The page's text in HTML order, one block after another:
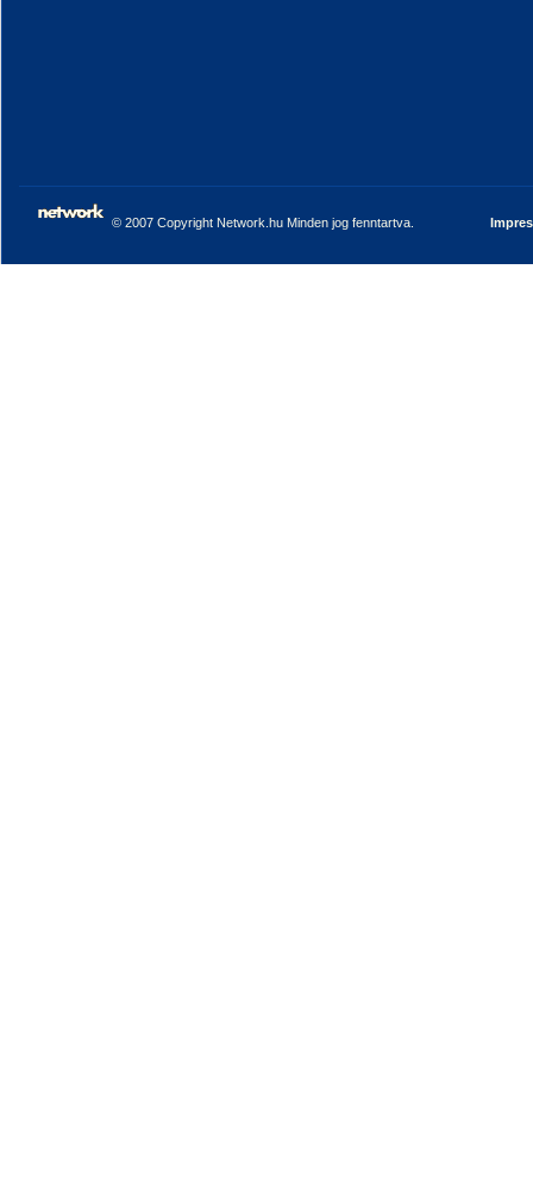
© 2007 Copyright Network.hu Minden jog fenntartva.